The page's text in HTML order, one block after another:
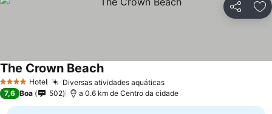
Partilhar
4 EstrelasHotel Diversas atividades aquáticas
The Crown Beach
7,6 Boa 502 a 0.6 km de Centro da cidade